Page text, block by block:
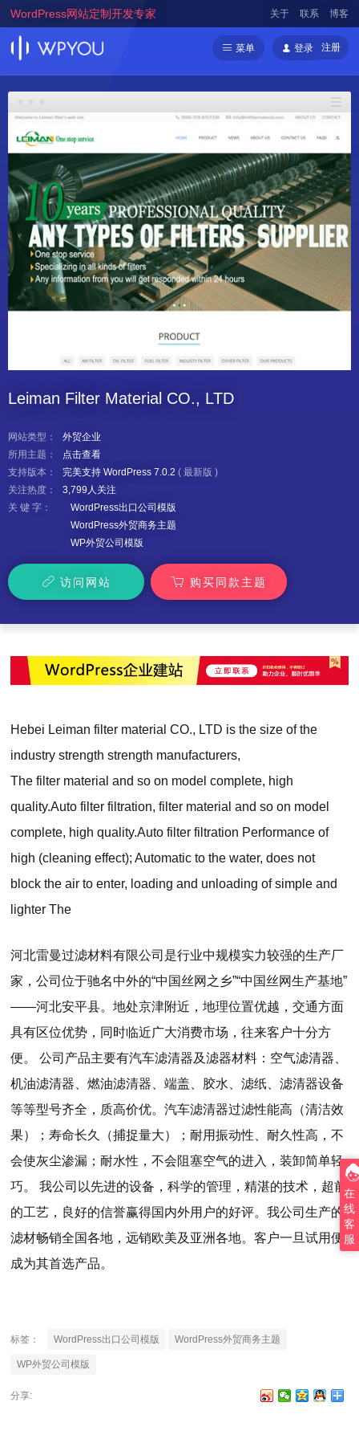
WordPress网站定制开发专家 关于 联系 博客
菜单 登录 注册
Leiman Filter Material CO., LTD
网站类型：
外贸企业
所用主题：
点击查看
支持版本：
完美支持 WordPress 7.0.2 ( 最新版 )
关注热度：
3,799人关注
关 键 字：
WordPress出口公司模版
WordPress外贸商务主题
WP外贸公司模版
访问网站 购买同款主题
Hebei Leiman filter material CO., LTD is the size of the
industry strength strength manufacturers,
The filter material and so on model complete, high
quality.Auto filter filtration, filter material and so on model
complete, high quality.Auto filter filtration Performance of
high (cleaning effect); Automatic to the water, does not
block the air to enter, loading and unloading of simple and
lighter The
河北雷曼过滤材料有限公司是行业中规模实力较强的生产厂
家，公司位于驰名中外的“中国丝网之乡”“中国丝网生产基地”
——河北安平县。地处京津附近，地理位置优越，交通方面
具有区位优势，同时临近广大消费市场，往来客户十分方
便。 公司产品主要有汽车滤清器及滤器材料：空气滤清器、
机油滤清器、燃油滤清器、端盖、胶水、滤纸、滤清器设备
等等型号齐全，质高价优。汽车滤清器过滤性能高（清洁效
果）；寿命长久（捕捉量大）；耐用振动性、耐久性高，不
会使灰尘渗漏；耐水性，不会阻塞空气的进入，装卸简单轻
巧。 我公司以先进的设备，科学的管理，精湛的技术，超前
的工艺，良好的信誉赢得国内外用户的好评。我公司生产的
滤材畅销全国各地，远销欧美及亚洲各地。客户一旦试用便
成为其首选产品。
标签： WordPress出口公司模版 WordPress外贸商务主题
WP外贸公司模版
分享:
在
线
客
服